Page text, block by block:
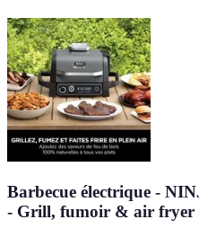
Barbecue électrique -
- Grill, fumoir & air fryer